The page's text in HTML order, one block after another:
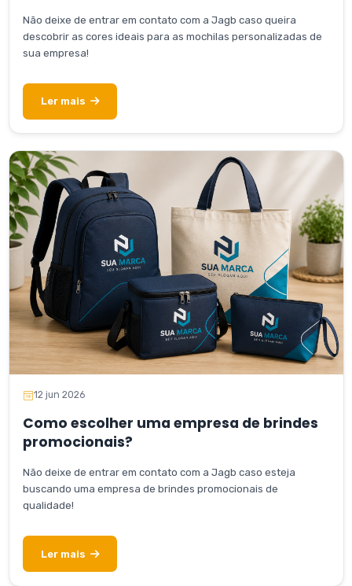
Não deixe de entrar em contato com a Jagb caso queira
descobrir as cores ideais para as mochilas personalizadas de
sua empresa!
Ler mais
12 jun 2026
Como escolher uma empresa de brindes
promocionais?
Não deixe de entrar em contato com a Jagb caso esteja
buscando uma empresa de brindes promocionais de
qualidade!
Ler mais